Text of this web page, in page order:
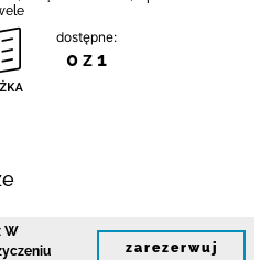
dostępne:
0 z 1
W
zarezerwuj